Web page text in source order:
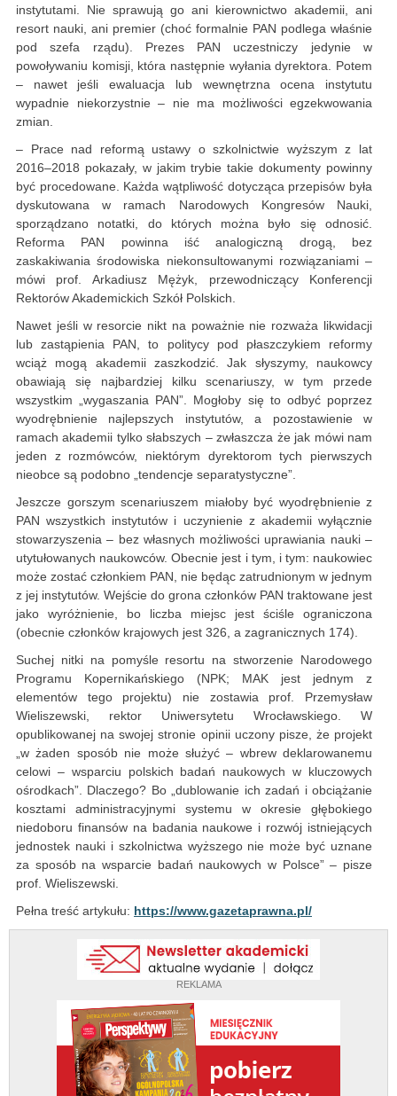
REKLAMA
instytutami. Nie sprawują go ani kierownictwo akademii, ani
resort nauki, ani premier (choć formalnie PAN podlega właśnie
pod szefa rządu). Prezes PAN uczestniczy jedynie w
powoływaniu komisji, która następnie wyłania dyrektora. Potem
– nawet jeśli ewaluacja lub wewnętrzna ocena instytutu
wypadnie niekorzystnie – nie ma możliwości egzekwowania
zmian.
– Prace nad reformą ustawy o szkolnictwie wyższym z lat
2016–2018 pokazały, w jakim trybie takie dokumenty powinny
być procedowane. Każda wątpliwość dotycząca przepisów była
dyskutowana w ramach Narodowych Kongresów Nauki,
sporządzano notatki, do których można było się odnosić.
Reforma PAN powinna iść analogiczną drogą, bez
zaskakiwania środowiska niekonsultowanymi rozwiązaniami –
mówi prof. Arkadiusz Mężyk, przewodniczący Konferencji
Rektorów Akademickich Szkół Polskich.
Nawet jeśli w resorcie nikt na poważnie nie rozważa likwidacji
lub zastąpienia PAN, to politycy pod płaszczykiem reformy
wciąż mogą akademii zaszkodzić. Jak słyszymy, naukowcy
obawiają się najbardziej kilku scenariuszy, w tym przede
wszystkim „wygaszania PAN”. Mogłoby się to odbyć poprzez
wyodrębnienie najlepszych instytutów, a pozostawienie w
ramach akademii tylko słabszych – zwłaszcza że jak mówi nam
jeden z rozmówców, niektórym dyrektorom tych pierwszych
nieobce są podobno „tendencje separatystyczne”.
Jeszcze gorszym scenariuszem miałoby być wyodrębnienie z
PAN wszystkich instytutów i uczynienie z akademii wyłącznie
stowarzyszenia – bez własnych możliwości uprawiania nauki –
utytułowanych naukowców. Obecnie jest i tym, i tym: naukowiec
może zostać członkiem PAN, nie będąc zatrudnionym w jednym
z jej instytutów. Wejście do grona członków PAN traktowane jest
jako wyróżnienie, bo liczba miejsc jest ściśle ograniczona
(obecnie członków krajowych jest 326, a zagranicznych 174).
Suchej nitki na pomyśle resortu na stworzenie Narodowego
Programu Kopernikańskiego (NPK; MAK jest jednym z
elementów tego projektu) nie zostawia prof. Przemysław
Wieliszewski, rektor Uniwersytetu Wrocławskiego. W
opublikowanej na swojej stronie opinii uczony pisze, że projekt
„w żaden sposób nie może służyć – wbrew deklarowanemu
celowi – wsparciu polskich badań naukowych w kluczowych
ośrodkach”. Dlaczego? Bo „dublowanie ich zadań i obciążanie
kosztami administracyjnymi systemu w okresie głębokiego
niedoboru finansów na badania naukowe i rozwój istniejących
jednostek nauki i szkolnictwa wyższego nie może być uznane
za sposób na wsparcie badań naukowych w Polsce” – pisze
prof. Wieliszewski.
Pełna treść artykułu: https://www.gazetaprawna.pl/